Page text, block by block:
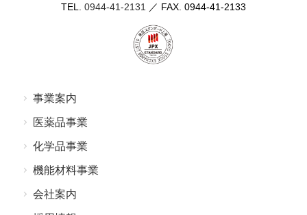
TEL. 0944-41-2131 ／ FAX. 0944-41-2133
事業案内
医薬品事業
化学品事業
機能材料事業
会社案内